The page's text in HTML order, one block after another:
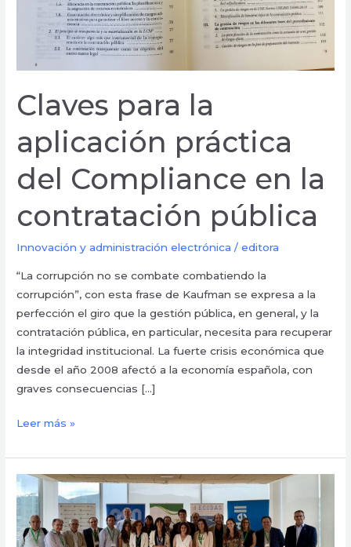
Claves para la
aplicación práctica
del Compliance en la
contratación pública
Innovación y administración electrónica /editora
“La corrupción no se combate combatiendo la
corrupción”, con esta frase de Kaufman se expresa a la
perfección el giro que la gestión pública, en general, y la
contratación pública, en particular, necesita para recuperar
la integridad institucional. La fuerte crisis económica que
desde el año 2008 afectó a la economía española, con
graves consecuencias […]
contratación
pública
Leer más »
Retos
de
las
entidades